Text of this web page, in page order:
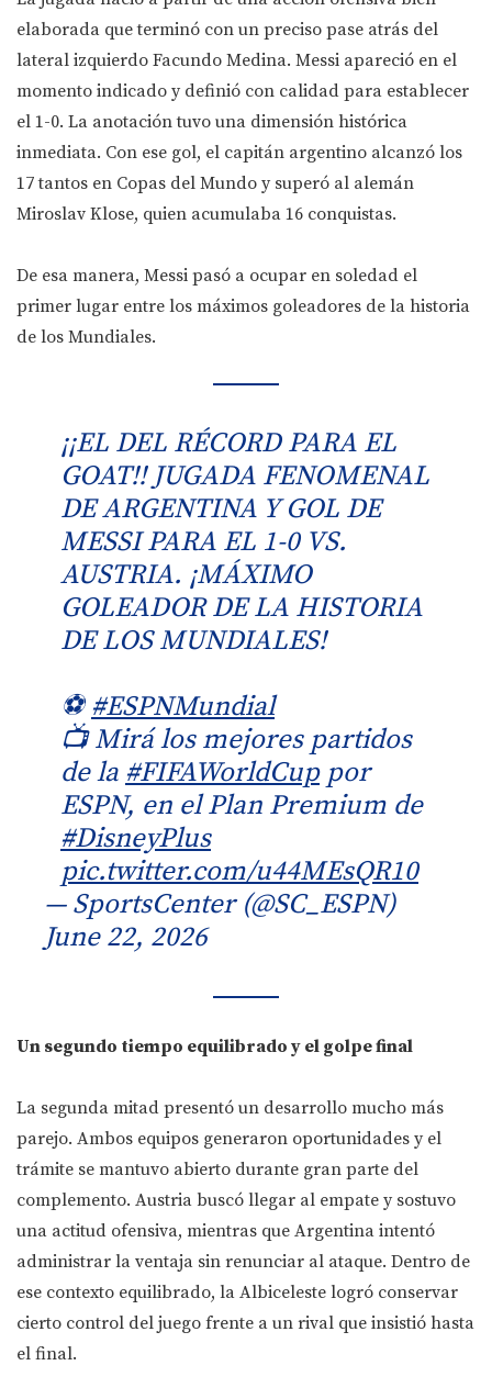
elaborada que terminó con un preciso pase atrás del
lateral izquierdo Facundo Medina. Messi apareció en el
momento indicado y definió con calidad para establecer
el 1-0. La anotación tuvo una dimensión histórica
inmediata. Con ese gol, el capitán argentino alcanzó los
17 tantos en Copas del Mundo y superó al alemán
Miroslav Klose, quien acumulaba 16 conquistas.
De esa manera, Messi pasó a ocupar en soledad el
primer lugar entre los máximos goleadores de la historia
de los Mundiales.
¡¡EL DEL RÉCORD PARA EL
GOAT!! JUGADA FENOMENAL
DE ARGENTINA Y GOL DE
MESSI PARA EL 1-0 VS.
AUSTRIA. ¡MÁXIMO
GOLEADOR DE LA HISTORIA
DE LOS MUNDIALES!
⚽#ESPNMundial
📺 Mirá los mejores partidos
de la #FIFAWorldCuppor
ESPN, en el Plan Premium de
#DisneyPlus
pic.twitter.com/u44MEsQR10
— SportsCenter (@SC_ESPN)
June 22, 2026
Un segundo tiempo equilibrado y el golpe final
La segunda mitad presentó un desarrollo mucho más
parejo. Ambos equipos generaron oportunidades y el
trámite se mantuvo abierto durante gran parte del
complemento. Austria buscó llegar al empate y sostuvo
una actitud ofensiva, mientras que Argentina intentó
administrar la ventaja sin renunciar al ataque. Dentro de
ese contexto equilibrado, la Albiceleste logró conservar
cierto control del juego frente a un rival que insistió hasta
el final.